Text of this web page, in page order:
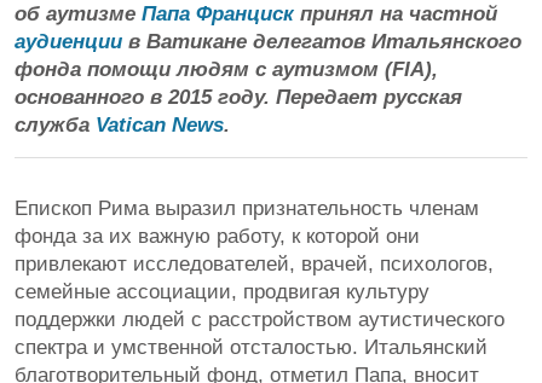
об аутизме Папа Франциск принял на частной
аудиенции в Ватикане делегатов Итальянского
фонда помощи людям с аутизмом (FIA),
основанного в 2015 году. Передает русская
служба Vatican News.
Епископ Рима выразил признательность членам
фонда за их важную работу, к которой они
привлекают исследователей, врачей, психологов,
семейные ассоциации, продвигая культуру
поддержки людей с расстройством аутистического
спектра и умственной отсталостью. Итальянский
благотворительный фонд, отметил Папа, вносит